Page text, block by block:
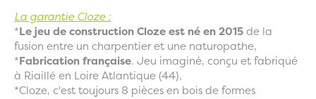
La garantie Cloze :
*Le jeu de construction Cloze est né en 2015de la
fusion entre un charpentier et une naturopathe,
*Fabrication française. Jeu imaginé, conçu et fabriqué
à Riaillé en Loire Atlantique (44),
*Cloze, c'est toujours 8 pièces en bois de formes